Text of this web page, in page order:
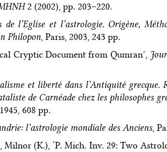
2 (2002), pp. 203–220.
de l’Eglise et l’astrologie. Origène,
Philopon, Paris, 2003, 243 pp.
Cryptic Document from Qumran’,
et liberté dans l’Antiquité grecque.
de Carnéade chez les philosophes
608 pp.
l’astrologie mondiale des Anciens,
(K.), ‘P. Mich. Inv. 29: Two